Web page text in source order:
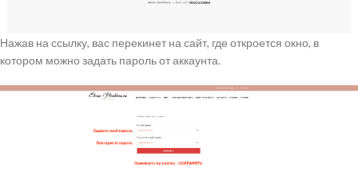
Нажав на ссылку, вас перекинет на сайт, где откроется окно, в
котором можно задать пароль от аккаунта.